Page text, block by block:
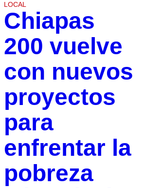
LOCAL
Chiapas
200 vuelve
con nuevos
proyectos
para
enfrentar la
pobreza